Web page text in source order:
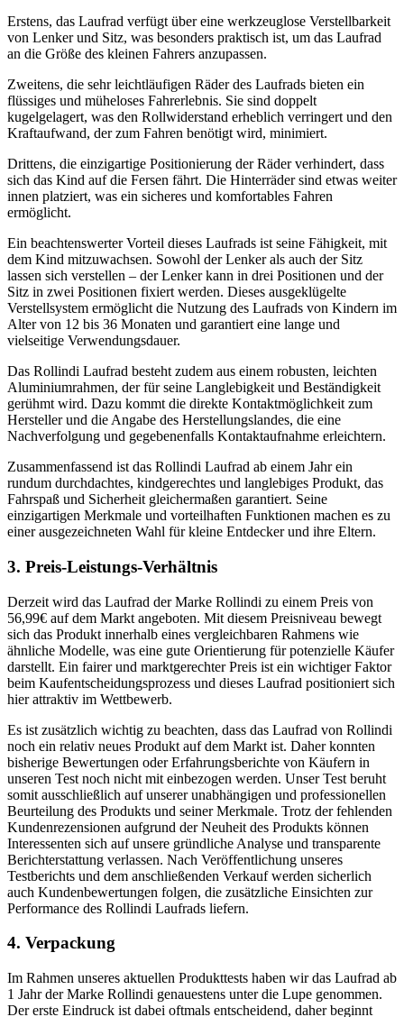
Erstens, das Laufrad verfügt über eine werkzeuglose Verstellbarkeit
von Lenker und Sitz, was besonders praktisch ist, um das Laufrad
an die Größe des kleinen Fahrers anzupassen.
Zweitens, die sehr leichtläufigen Räder des Laufrads bieten ein
flüssiges und müheloses Fahrerlebnis. Sie sind doppelt
kugelgelagert, was den Rollwiderstand erheblich verringert und den
Kraftaufwand, der zum Fahren benötigt wird, minimiert.
Drittens, die einzigartige Positionierung der Räder verhindert, dass
sich das Kind auf die Fersen fährt. Die Hinterräder sind etwas weiter
innen platziert, was ein sicheres und komfortables Fahren
ermöglicht.
Ein beachtenswerter Vorteil dieses Laufrads ist seine Fähigkeit, mit
dem Kind mitzuwachsen. Sowohl der Lenker als auch der Sitz
lassen sich verstellen – der Lenker kann in drei Positionen und der
Sitz in zwei Positionen fixiert werden. Dieses ausgeklügelte
Verstellsystem ermöglicht die Nutzung des Laufrads von Kindern im
Alter von 12 bis 36 Monaten und garantiert eine lange und
vielseitige Verwendungsdauer.
Das Rollindi Laufrad besteht zudem aus einem robusten, leichten
Aluminiumrahmen, der für seine Langlebigkeit und Beständigkeit
gerühmt wird. Dazu kommt die direkte Kontaktmöglichkeit zum
Hersteller und die Angabe des Herstellungslandes, die eine
Nachverfolgung und gegebenenfalls Kontaktaufnahme erleichtern.
Zusammenfassend ist das Rollindi Laufrad ab einem Jahr ein
rundum durchdachtes, kindgerechtes und langlebiges Produkt, das
Fahrspaß und Sicherheit gleichermaßen garantiert. Seine
einzigartigen Merkmale und vorteilhaften Funktionen machen es zu
einer ausgezeichneten Wahl für kleine Entdecker und ihre Eltern.
3. Preis-Leistungs-Verhältnis
Derzeit wird das Laufrad der Marke Rollindi zu einem Preis von
56,99€ auf dem Markt angeboten. Mit diesem Preisniveau bewegt
sich das Produkt innerhalb eines vergleichbaren Rahmens wie
ähnliche Modelle, was eine gute Orientierung für potenzielle Käufer
darstellt. Ein fairer und marktgerechter Preis ist ein wichtiger Faktor
beim Kaufentscheidungsprozess und dieses Laufrad positioniert sich
hier attraktiv im Wettbewerb.
Es ist zusätzlich wichtig zu beachten, dass das Laufrad von Rollindi
noch ein relativ neues Produkt auf dem Markt ist. Daher konnten
bisherige Bewertungen oder Erfahrungsberichte von Käufern in
unseren Test noch nicht mit einbezogen werden. Unser Test beruht
somit ausschließlich auf unserer unabhängigen und professionellen
Beurteilung des Produkts und seiner Merkmale. Trotz der fehlenden
Kundenrezensionen aufgrund der Neuheit des Produkts können
Interessenten sich auf unsere gründliche Analyse und transparente
Berichterstattung verlassen. Nach Veröffentlichung unseres
Testberichts und dem anschließenden Verkauf werden sicherlich
auch Kundenbewertungen folgen, die zusätzliche Einsichten zur
Performance des Rollindi Laufrads liefern.
4. Verpackung
Im Rahmen unseres aktuellen Produkttests haben wir das Laufrad ab
1 Jahr der Marke Rollindi genauestens unter die Lupe genommen.
Der erste Eindruck ist dabei oftmals entscheidend, daher beginnt